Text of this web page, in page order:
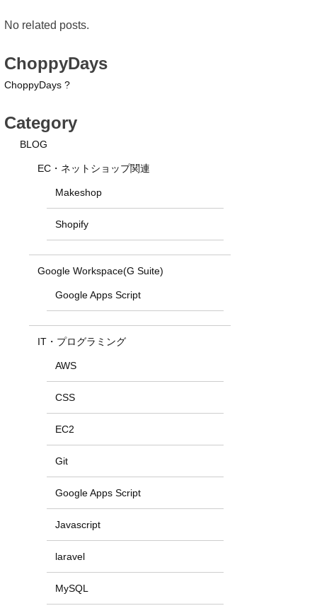
No related posts.
ChoppyDays
ChoppyDays ?
Category
BLOG
EC・ネットショップ関連
Makeshop
Shopify
Google Workspace(G Suite)
Google Apps Script
IT・プログラミング
AWS
CSS
EC2
Git
Google Apps Script
Javascript
laravel
MySQL